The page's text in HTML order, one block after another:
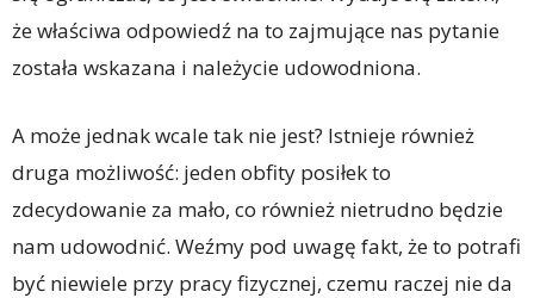
że właściwa odpowiedź na to zajmujące nas pytanie
została wskazana i należycie udowodniona.
A może jednak wcale tak nie jest? Istnieje również
druga możliwość: jeden obfity posiłek to
zdecydowanie za mało, co również nietrudno będzie
nam udowodnić. Weźmy pod uwagę fakt, że to potrafi
być niewiele przy pracy fizycznej, czemu raczej nie da